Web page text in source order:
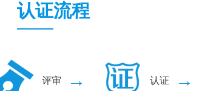
认证流程
评审 → 认证 →